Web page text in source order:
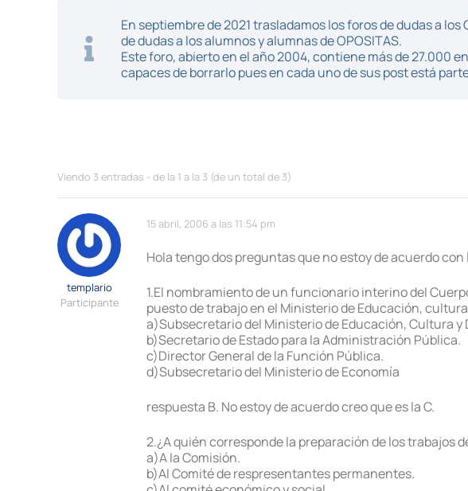
En septiembre de 2021 trasladamos los foros de dudas a
de dudas a los alumnos y alumnas de OPOSITAS.
Este foro, abierto en el año 2004, contiene más de 27.000
capaces de borrarlo pues en cada uno de sus post está
Viendo 3 entradas - de la 1 a la 3 (de un total de 3)
15 abril, 2006 a las 11:54 pm
templario
Participante
Hola tengo dos preguntas que no estoy de acuerdo
1.El nombramiento de un funcionario interino del
puesto de trabajo en el Ministerio de Educación,
a)Subsecretario del Ministerio de Educación, Cultura y
b)Secretario de Estado para la Administración Pública.
c)Director General de la Función Pública.
d)Subsecretario del Ministerio de Economía
respuesta B. No estoy de acuerdo creo que es la C.
2.¿A quién corresponde la preparación de los trabajos
a)A la Comisión.
b)Al Comité de respresentantes permanentes.